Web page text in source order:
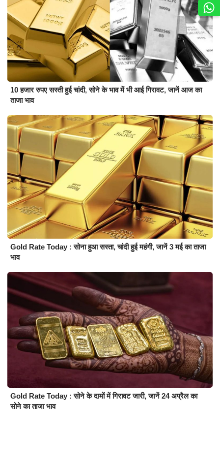
10 हजार रुपए सस्ती हुई चांदी, सोने के भाव में भी आई गिरावट, जानें आज का
ताजा भाव
Gold Rate Today : सोना हुआ सस्ता, चांदी हुई महंगी, जानें 3 मई का ताजा
भाव
Gold Rate Today : सोने के दामों में गिरावट जारी, जानें 24 अप्रैल का
सोने का ताजा भाव